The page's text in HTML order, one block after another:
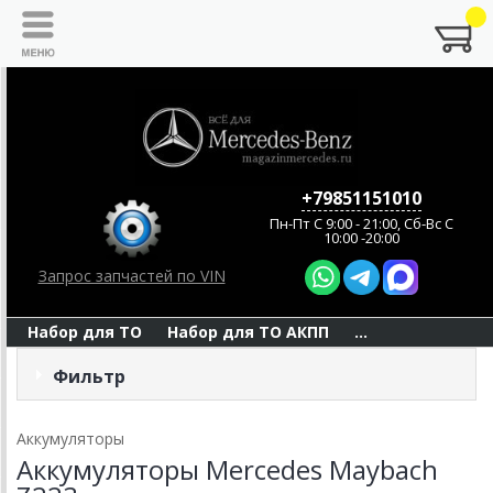
Запрос запчастей по VIN
+79851151010
Пн-Пт C 9:00 - 21:00, Сб-Вс С
10:00 -20:00
Набор для ТО Набор для ТО АКПП ...
Фильтр
Аккумуляторы
Аккумуляторы Mercedes Maybach